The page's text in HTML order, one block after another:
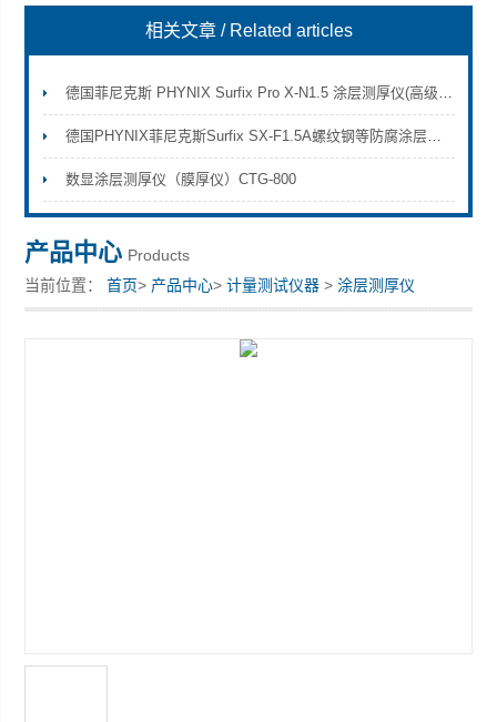
深圳市深博瑞仪器仪表有限公司
相关文章 / Related articles
德国菲尼克斯 PHYNIX Surfix Pro X-N1.5 涂层测厚仪(高级型)
德国PHYNIX菲尼克斯Surfix SX-F1.5A螺纹钢等防腐涂层厚度测量方案
数显涂层测厚仪（膜厚仪）CTG-800
产品中心 Products
当前位置：首页> 产品中心>计量测试仪器 >涂层测厚仪